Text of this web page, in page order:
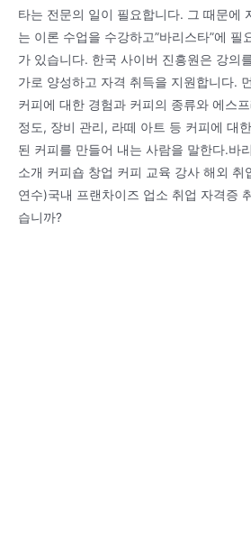
타는 전문의 일이 필요합니다. 그 때문에
는 이론 수업을 수강하고”바리스타”에 필
가 있습니다. 한국 사이버 진흥원은 강의
가로 양성하고 자격 취득을 지원합니다.
커피에 대한 경험과 커피의 종류와 에스
정도, 장비 관리, 라떼 아트 등 커피에 대
된 커피를 만들어 내는 사람을 말한다.바
소개 커피숍 창업 커피 교육 강사 해외 취
연수)국내 프랜차이즈 업소 취업 자격증
습니까?